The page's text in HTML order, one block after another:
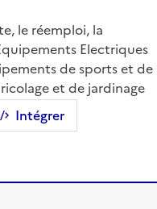
Intégrer
le réemploi, la
Electriques
de sports et de
et de jardinage